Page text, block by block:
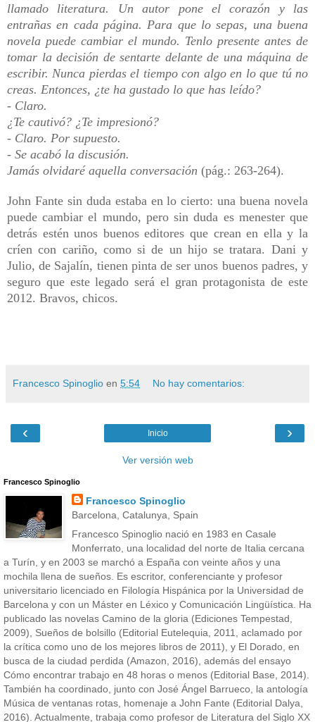
llamado literatura. Un autor pone el corazón y las
entrañas en cada página. Para que lo sepas, una buena
novela puede cambiar el mundo. Tenlo presente antes de
tomar la decisión de sentarte delante de una máquina de
escribir. Nunca pierdas el tiempo con algo en lo que tú no
creas. Entonces, ¿te ha gustado lo que has leído?
- Claro.
¿Te cautivó? ¿Te impresionó?
- Claro. Por supuesto.
- Se acabó la discusión.
Jamás olvidaré aquella conversación (pág.: 263-264).
John Fante sin duda estaba en lo cierto: una buena novela
puede cambiar el mundo, pero sin duda es menester que
detrás estén unos buenos editores que crean en ella y la
críen con cariño, como si de un hijo se tratara. Dani y
Julio, de Sajalín, tienen pinta de ser unos buenos padres, y
seguro que este legado será el gran protagonista de este
2012. Bravos, chicos.
Francesco Spinoglio en 5:54 No hay comentarios:
‹ ›
Inicio
Ver versión web
Francesco Spinoglio
Francesco Spinoglio
Barcelona, Catalunya, Spain
Francesco Spinoglio nació en 1983 en Casale
Monferrato, una localidad del norte de Italia cercana
a Turín, y en 2003 se marchó a España con veinte años y una
mochila llena de sueños. Es escritor, conferenciante y profesor
universitario licenciado en Filología Hispánica por la Universidad de
Barcelona y con un Máster en Léxico y Comunicación Lingüística. Ha
publicado las novelas Camino de la gloria (Ediciones Tempestad,
2009), Sueños de bolsillo (Editorial Eutelequia, 2011, aclamado por
la crítica como uno de los mejores libros de 2011), y El Dorado, en
busca de la ciudad perdida (Amazon, 2016), además del ensayo
Cómo encontrar trabajo en 48 horas o menos (Editorial Base, 2014).
También ha coordinado, junto con José Ángel Barrueco, la antología
Música de ventanas rotas, homenaje a John Fante (Editorial Dalya,
2016). Actualmente, trabaja como profesor de Literatura del Siglo XX